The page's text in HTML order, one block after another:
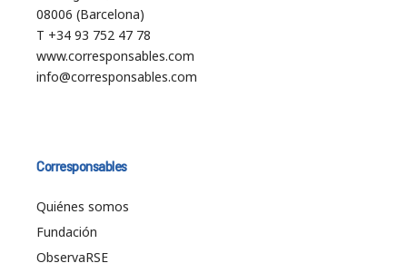
08006 (Barcelona)
T +34 93 752 47 78
www.corresponsables.com
info@corresponsables.com
Corresponsables
Quiénes somos
Fundación
ObservaRSE